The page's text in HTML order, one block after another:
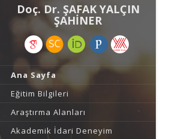
Doç. Dr. ŞAFAK YALÇIN
ŞAHİNER
Ana Sayfa
Eğitim Bilgileri
Araştırma Alanları
Akademik İdari Deneyim